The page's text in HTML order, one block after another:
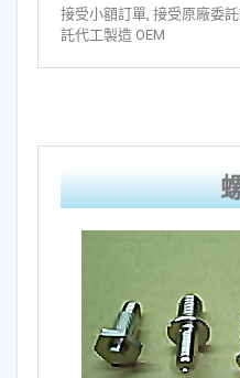
接受小額訂單, 接受原廠委
託代工製造 OEM